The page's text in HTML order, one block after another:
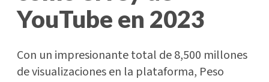
YouTube en 2023
Con un impresionante total de 8,500 millones
de visualizaciones en la plataforma, Peso